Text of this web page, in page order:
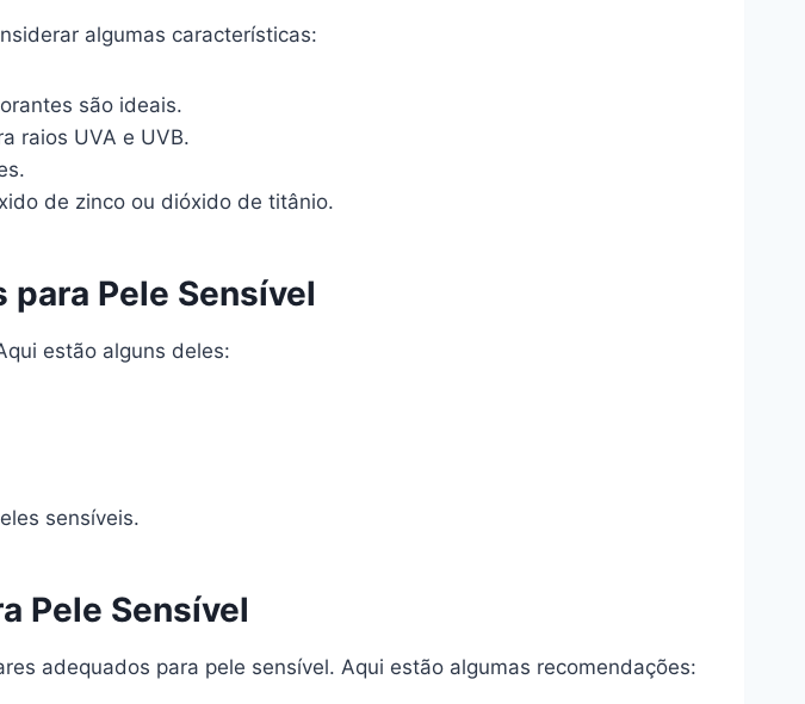
algumas características:
são ideais.
raios UVA e UVB.
de zinco ou dióxido de titânio.
Pele Sensível
estão alguns deles:
sensíveis.
Pele Sensível
adequados para pele sensível. Aqui estão algumas recomendações: